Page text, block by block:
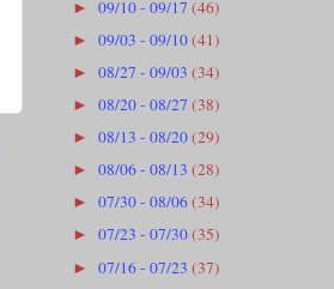
►09/10 - 09/17(46)
►09/03 - 09/10(41)
►08/27 - 09/03(34)
►08/20 - 08/27(38)
►08/13 - 08/20(29)
►08/06 - 08/13(28)
►07/30 - 08/06(34)
►07/23 - 07/30(35)
►07/16 - 07/23(37)